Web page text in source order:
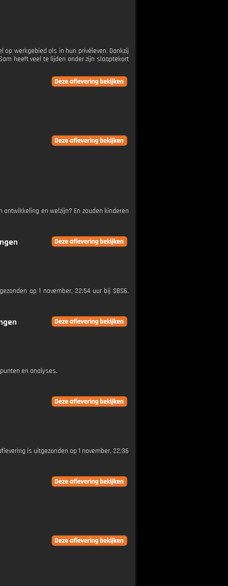
werkgebied als in hun privéleven. Dankzij
heeft veel te lijden onder zijn slaaptekort
en welzijn? En zouden kinderen
op 1 november, 22:54 uur bij SBS6.
en analyses.
is uitgezonden op 1 november, 22:36